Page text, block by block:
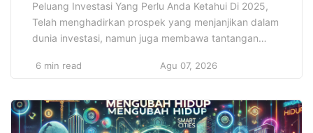
Peluang Investasi Yang Perlu Anda Ketahui Di 2025,
Telah menghadirkan prospek yang menjanjikan dalam
dunia investasi, namun juga membawa tantangan
investor, baik yang sudah berpengalaman maupun
ini menjadi titik balik yang penuh potensi untuk meraih
keuntungan yang signifikan. Namun, di […]
6 min read Agu 07, 2026